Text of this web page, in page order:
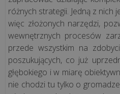
wszystkie
artykuły
>>
różnych strategii. Jedną z nich
więc złożonych narzędzi,
wewnętrznych procesów
przede wszystkim na
poszukujących, co już
głębokiego i w miarę
nie chodzi tu tylko o